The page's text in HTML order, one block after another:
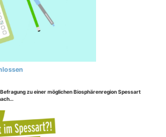
zu einer möglichen Biosphärenregion Spessart